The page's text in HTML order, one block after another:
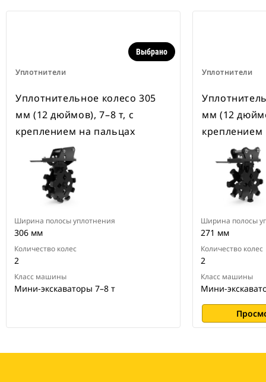
Уплотнители
Выбрано
Уплотнительное колесо 305
мм (12 дюймов), 7–8 т, с
креплением на пальцах
Ширина полосы уплотнения
306 мм
Количество колес
2
Класс машины
Мини-экскаваторы 7–8 т
Уплотнители
мм (12
креплением
Ширина полосы
271 мм
Количество колес
2
Класс машины
Мини-